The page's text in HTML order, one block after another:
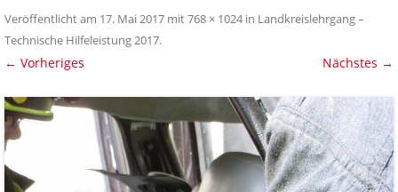
Veröffentlicht am 17. Mai 2017 mit768 × 1024 in Landkreislehrgang –
Technische Hilfeleistung 2017.
← Vorheriges Nächstes →